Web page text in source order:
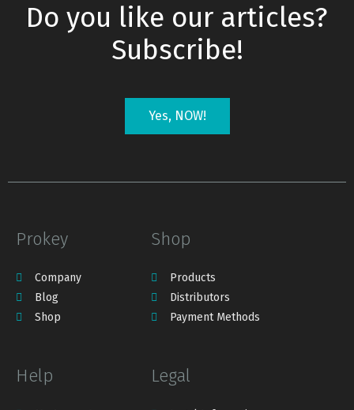
Do you like our articles?
Subscribe!
Yes, NOW!
Prokey
Company
Blog
Shop
Shop
Products
Distributors
Payment Methods
Help Legal